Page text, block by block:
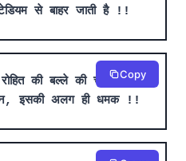
से बाहर जाती है !!
की बल्ले की चमक
इसकी अलग ही धमक !!
Copy